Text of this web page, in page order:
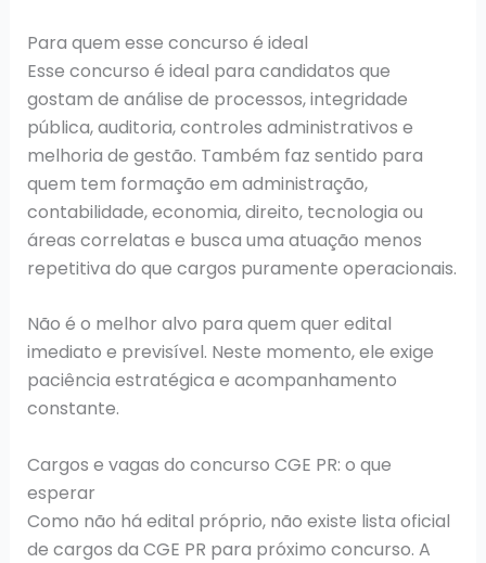
Para quem esse concurso é ideal
Esse concurso é ideal para candidatos que
gostam de análise de processos, integridade
pública, auditoria, controles administrativos e
melhoria de gestão. Também faz sentido para
quem tem formação em administração,
contabilidade, economia, direito, tecnologia ou
áreas correlatas e busca uma atuação menos
repetitiva do que cargos puramente operacionais.
Não é o melhor alvo para quem quer edital
imediato e previsível. Neste momento, ele exige
paciência estratégica e acompanhamento
constante.
Cargos e vagas do concurso CGE PR: o que
esperar
Como não há edital próprio, não existe lista oficial
de cargos da CGE PR para próximo concurso. A